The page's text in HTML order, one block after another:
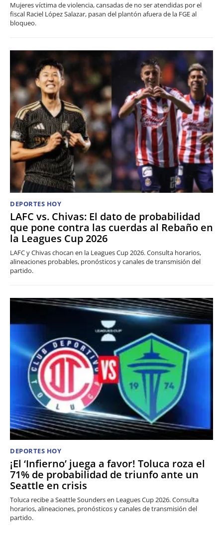
Mujeres víctima de violencia, cansadas de no ser atendidas por el
fiscal Raciel López Salazar, pasan del plantón afuera de la FGE al
bloqueo.
DEPORTES HOY
LAFC vs. Chivas: El dato de probabilidad
que pone contra las cuerdas al Rebaño en
la Leagues Cup 2026
LAFC y Chivas chocan en la Leagues Cup 2026. Consulta horarios,
alineaciones probables, pronósticos y canales de transmisión del
partido.
DEPORTES HOY
¡El ‘Infierno’ juega a favor! Toluca roza el
71% de probabilidad de triunfo ante un
Seattle en crisis
Toluca recibe a Seattle Sounders en Leagues Cup 2026. Consulta
horarios, alineaciones, pronósticos y canales de transmisión del
partido.